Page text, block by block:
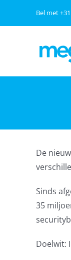
Bel met
De
Sinds
35
Doelwit: